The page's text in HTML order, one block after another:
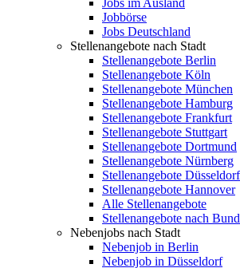
Jobs im Ausland
Jobbörse
Jobs Deutschland
Stellenangebote nach Stadt
Stellenangebote Berlin
Stellenangebote Köln
Stellenangebote München
Stellenangebote Hamburg
Stellenangebote Frankfurt
Stellenangebote Stuttgart
Stellenangebote Dortmund
Stellenangebote Nürnberg
Stellenangebote Düsseldorf
Stellenangebote Hannover
Alle Stellenangebote
Stellenangebote nach
Nebenjobs nach Stadt
Nebenjob in Berlin
Nebenjob in Düsseldorf